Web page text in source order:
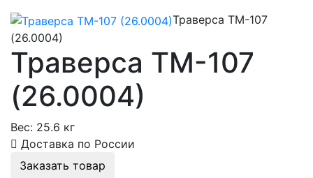
Траверса ТМ-107
(26.0004)
Траверса ТМ-107
(26.0004)
Вес: 25.6 кг
Доставка по России
Заказать товар